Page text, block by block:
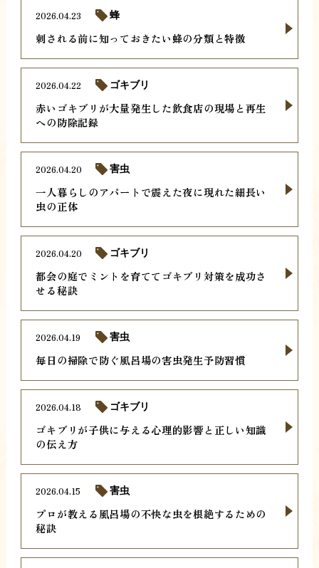
刺される前に知っておきたい蜂の分類と特徴
2026.04.23 蜂
赤いゴキブリが大量発生した飲食店の現場と再生
への防除記録
2026.04.22 ゴキブリ
一人暮らしのアパートで震えた夜に現れた細長い
虫の正体
2026.04.20 害虫
都会の庭でミントを育ててゴキブリ対策を成功さ
せる秘訣
2026.04.20 ゴキブリ
毎日の掃除で防ぐ風呂場の害虫発生予防習慣
2026.04.19 害虫
ゴキブリが子供に与える心理的影響と正しい知識
の伝え方
2026.04.18 ゴキブリ
プロが教える風呂場の不快な虫を根絶するための
秘訣
2026.04.15 害虫